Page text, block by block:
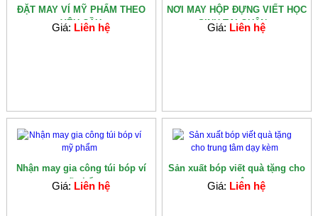
ĐẶT MAY VÍ MỸ PHẨM THEO
YÊU CẦU
Giá: Liên hệ
NƠI MAY HỘP ĐỰNG VIẾT HỌC
SINH TẠI QUẬN...
Giá: Liên hệ
Nhận may gia công túi bóp ví
mỹ phẩm
Giá: Liên hệ
Sản xuất bóp viết quà tặng cho
trung tâm...
Giá: Liên hệ